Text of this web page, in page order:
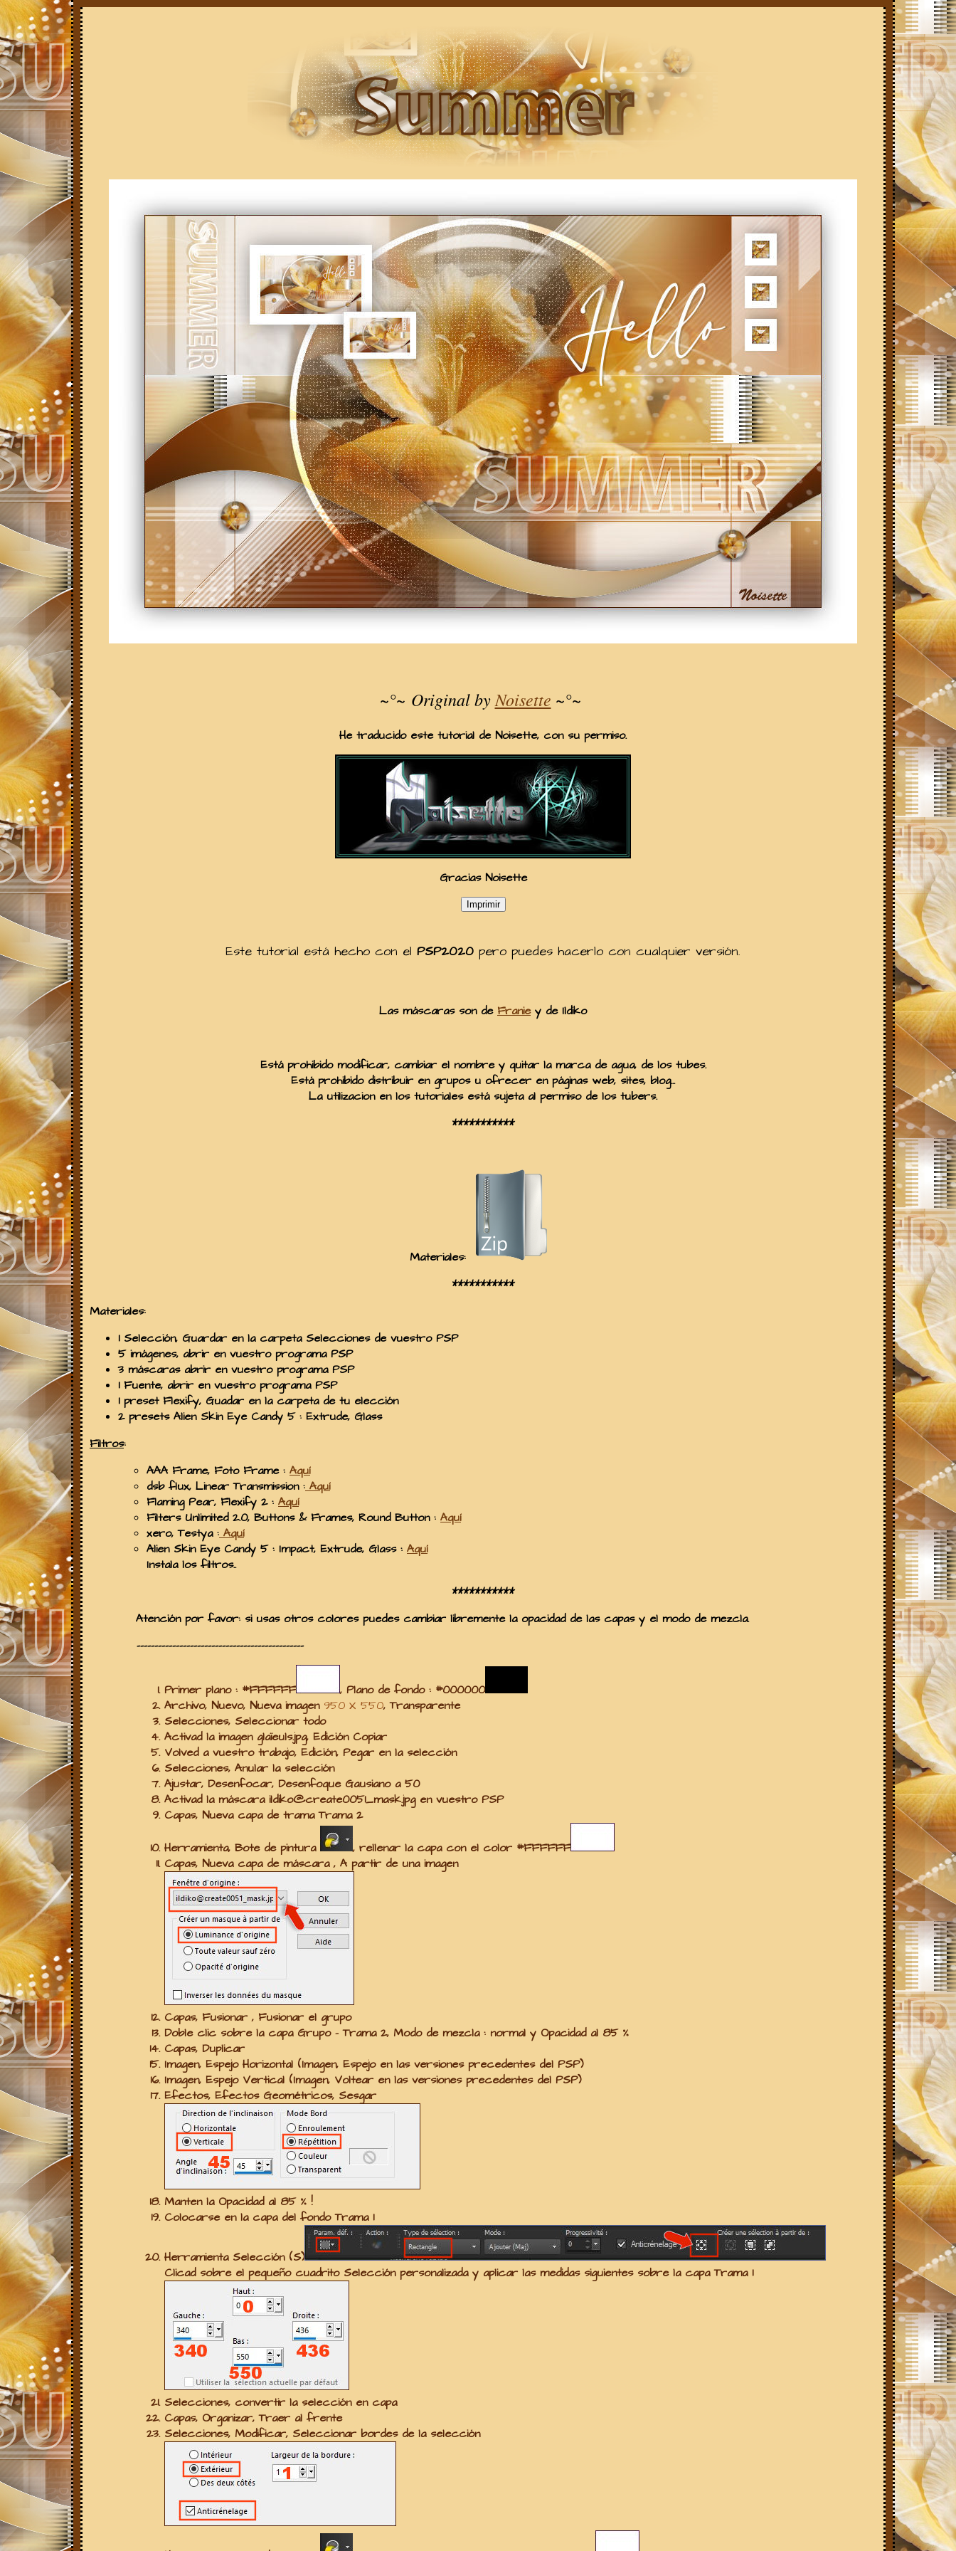
~°~ Original by Noisette ~°~
He traducido este tutorial de Noisette, con su permiso.
Gracias Noisette
Este tutorial está hecho con el PSP2020 pero puedes hacerlo con cualquier versión.
Las máscaras son de Franiey de Ildiko
Está prohibido modificar, cambiar el nombre y quitar la marca de agua, de los tubes.
Está prohibido distribuir en grupos u ofrecer en páginas web, sites, blog...
La utilizacion en los tutoriales está sujeta al permiso de los tubers.
***********
Materiales:
***********
Materiales:
1 Selección, Guardar en la carpeta Seleccionesde vuestro PSP
5 imágenes, abrir en vuestro programa PSP
3 máscarasabrir en vuestro programa PSP
1 Fuente, abrir en vuestro programa PSP
1 preset Flexify, Guadar en la carpeta de tu elección
2 presetsAlien Skin Eye Candy 5 : Extrude, Glass
Filtros:
AAA Frame, Foto Frame : Aquí
dsb flux, Linear Transmission : Aquí
Flaming Pear, Flexify 2 : Aquí
Filters Unlimited 2.0, Buttons & Frames, Round Button: Aquí
xero, Testya : Aquí
Alien Skin Eye Candy 5 : Impact, Extrude, Glass : Aquí
Instala los filtros..
***********
Atención por favor: si usas otros colores puedes cambiar libremente la opacidad de las capas y el modo de mezcla.
-----------------------------------------------
Primer plano : #FFFFFF , Plano de fondo : #000000
Archivo, Nuevo, Nueva imagen 950 X 550, Transparente
Selecciones, Seleccionar todo
Activad la imagen glaïeuls.jpg, Edición Copiar
Volved a vuestro trabajo, Edición, Pegar en la selección
Selecciones, Anular la selección
Ajustar, Desenfocar, Desenfoque Gausiano a 50
Activad la máscara ildiko@create0051_mask.jpgen vuestro PSP
Capas, Nueva capa de tramaTrama 2
Herramienta, Bote de pintura , rellenar la capa con el color #FFFFFF
Capas, Nueva capa de máscara , A partir de una imagen
Capas, Fusionar , Fusionar el grupo
Doble clic sobre la capa Grupo - Trama 2, Modo de mezcla : normal y Opacidad al 85 %
Capas, Duplicar
Imagen, Espejo Horizontal (Imagen, Espejo en las versiones precedentes del PSP)
Imagen, Espejo Vertical (Imagen, Voltear en las versiones precedentes del PSP)
Efectos, Efectos Geométricos, Sesgar
Manten la Opacidad al 85 % !
Colocarse en la capa del fondoTrama 1
Herramienta Selección (S)
Clicad sobre el pequeño cuadrito Selección personalizaday aplicar las medidas siguientes sobre la capaTrama 1
Selecciones, convertir la selección en capa
Capas, Organizar, Traer al frente
Selecciones, Modificar, Seleccionar bordes de la selección